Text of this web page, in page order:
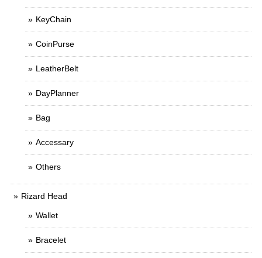
KeyChain
CoinPurse
LeatherBelt
DayPlanner
Bag
Accessary
Others
Rizard Head
Wallet
Bracelet